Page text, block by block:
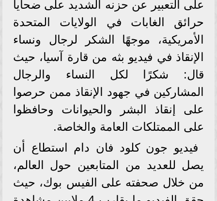
على التعبير عن حزنه الشديد على ضحايا
حرائق الغابات في الولايات المتحدة
الأمريكية، موجهًا الشكر لرجال ونساء
الإنقاذ في فيديو بثه من قارة آسيا، حيث
قال: شكرًا لكل النساء والرجال
المشاركين في جهود الإنقاذ ممن حرصوا
على إنقاذ البشر والحيوانات وحافظوا
على الممتلكات العامة والخاصة.
فيديو جون كلود فان دام استطاع أن
يصل للعديد من المتابعين حول العالم،
من خلال صحفته على الفيس بوك، حيث